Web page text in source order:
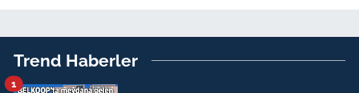
Trend Haberler
1